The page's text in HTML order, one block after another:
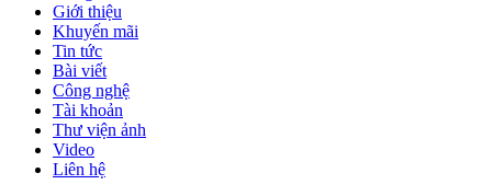
Giới thiệu
Khuyến mãi
Tin tức
Bài viết
Công nghệ
Tài khoản
Thư viện ảnh
Video
Liên hệ